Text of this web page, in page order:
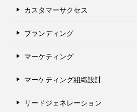
カスタマーサクセス
ブランディング
マーケティング
マーケティング組織設計
リードジェネレーション